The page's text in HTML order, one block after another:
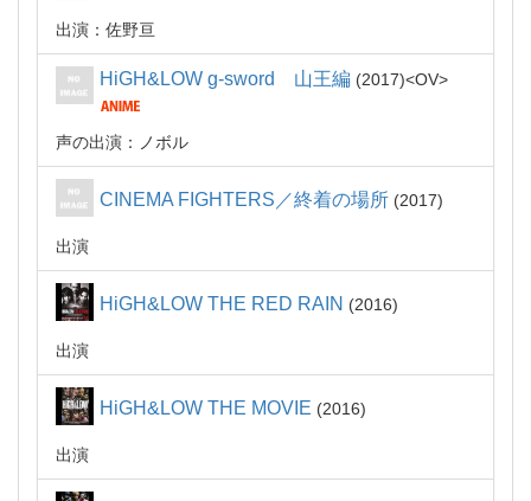
出演：佐野亘
HiGH&LOW g-sword 山王編 2017 OV
声の出演：ノボル
CINEMA FIGHTERS／終着の場所 2017
出演
HiGH&LOW THE RED RAIN 2016
出演
HiGH&LOW THE MOVIE 2016
出演